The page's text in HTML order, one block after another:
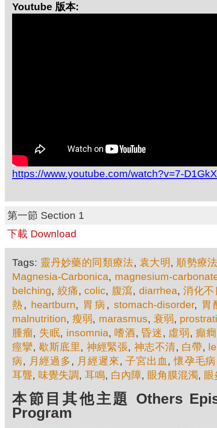
Youtube 版本:
https://www.youtube.com/watch?v=7-
第一節 Section 1
下載 Download
Tags: 靈丹妙藥的同類療法, 袁大明 , 順勢療
Magnesia-Carbonica, magnesium-
belching, 絞痛, colic, 腹瀉, diarrhea,消化不
熱 , heartburn, 胃病 , stomach-disorder,
胃
malnutrition, 瘦弱, marasmus, 衰弱,
腫瘤, 失眠, insomnia, 嗜酒, 昏迷 , 虛弱,癲癎
痙攣,歇斯底里, 神經緊張, 神志不清, 白帶,
病, 月經過多 , 月經遲來,子宮出血 ,懷孕毛病
耳聾, 味覺失調, 耳鳴, 白內障, 眼角膜混濁, 眼
本節目其他主題 Others
Program